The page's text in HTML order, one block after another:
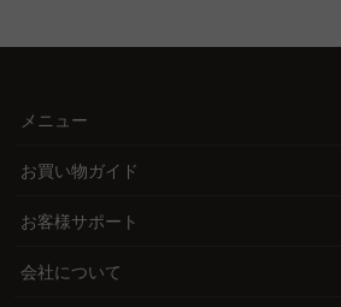
だけでなく、部屋の見た目もすっきりとさ
れます。しかし、CAGUUUではデスクの
くの高評価レビューがあり、信頼性のある
のL字デスクを取り揃えています。無垢材
ため、どんなインテリアにも美しく調和し
賢い機能と素材で快適さをプラス
メニュー
お買い物ガイド
お客様サポート
会社について